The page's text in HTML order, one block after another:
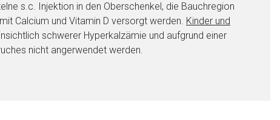
s.c. Injektion in den Oberschenkel, die Bauchregion
Calcium und Vitamin D versorgt werden. Kinder und
schwerer Hyperkalzämie und aufgrund einer
nicht angerwendet werden.